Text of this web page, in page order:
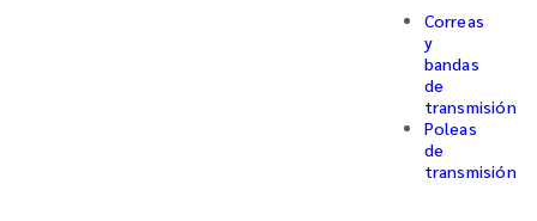
Correas
y
bandas
de
transmisión
Poleas
de
transmisión